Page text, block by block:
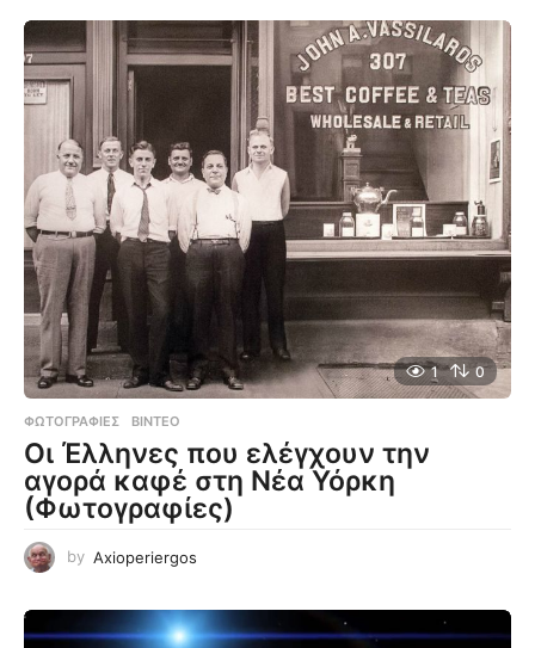
1 0
ΦΩΤΟΓΡΑΦΊΕΣ ,ΒΊΝΤΕΟ
Οι Έλληνες που ελέγχουν την
αγορά καφέ στη Νέα Υόρκη
(Φωτογραφίες)
by Axioperiergos